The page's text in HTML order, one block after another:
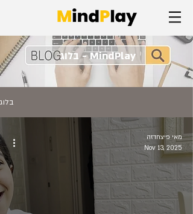
MindPlay - בלוג
בלוג
מאי פיצחדזה
Nov 13, 2025